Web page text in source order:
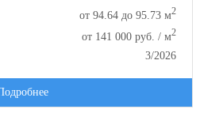
от 94.64 до 95.73 м2
от 141 000 руб. / м2
3/2026